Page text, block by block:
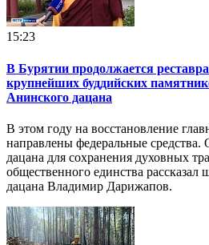
15:23
В Бурятии продолжается
крупнейших буддийских
Анинского дацана
В этом году на восстановление
направлены федеральные средства.
дацана для сохранения духовных
общественного единства
дацана Владимир Дарижапов.